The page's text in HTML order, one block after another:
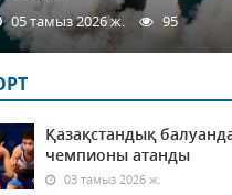
05 тамыз 2026 ж. 95
Қазақстандық
чемпионы атанды
03 тамыз 2026 ж.